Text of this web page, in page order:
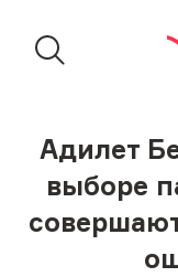
Адилет
выборе